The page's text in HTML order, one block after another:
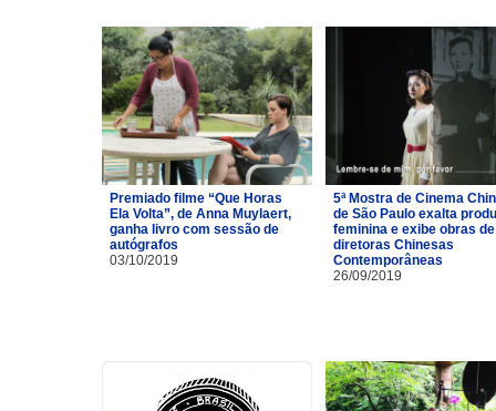
Premiado filme “Que Horas
Ela Volta”, de Anna Muylaert,
ganha livro com sessão de
autógrafos
03/10/2019
5ª Mostra de Cinema
de São Paulo exalta
feminina e exibe obras de
diretoras Chinesas
Contemporâneas
26/09/2019